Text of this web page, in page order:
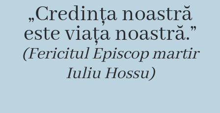
„Credința noastră
este viața noastră.”
(Fericitul Episcop martir
Iuliu Hossu)